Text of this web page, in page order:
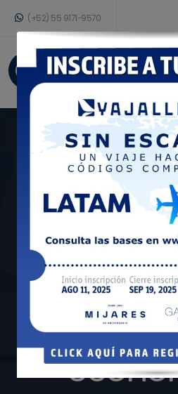
(+52) 55 9171-9570
en